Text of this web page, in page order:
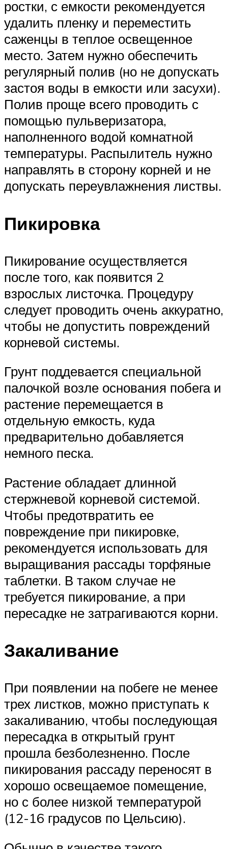
ростки, с емкости рекомендуется
удалить пленку и переместить
саженцы в теплое освещенное
место. Затем нужно обеспечить
регулярный полив (но не допускать
застоя воды в емкости или засухи).
Полив проще всего проводить с
помощью пульверизатора,
наполненного водой комнатной
температуры. Распылитель нужно
направлять в сторону корней и не
допускать переувлажнения листвы.
Пикировка
Пикирование осуществляется
после того, как появится 2
взрослых листочка. Процедуру
следует проводить очень аккуратно,
чтобы не допустить повреждений
корневой системы.
Грунт поддевается специальной
палочкой возле основания побега и
растение перемещается в
отдельную емкость, куда
предварительно добавляется
немного песка.
Растение обладает длинной
стержневой корневой системой.
Чтобы предотвратить ее
повреждение при пикировке,
рекомендуется использовать для
выращивания рассады торфяные
таблетки. В таком случае не
требуется пикирование, а при
пересадке не затрагиваются корни.
Закаливание
При появлении на побеге не менее
трех листков, можно приступать к
закаливанию, чтобы последующая
пересадка в открытый грунт
прошла безболезненно. После
пикирования рассаду переносят в
хорошо освещаемое помещение,
но с более низкой температурой
(12-16 градусов по Цельсию).